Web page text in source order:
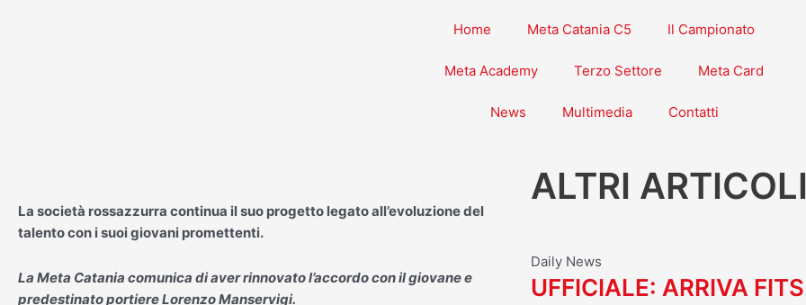
Home Meta Catania C5 Il Campionato
Meta Academy Terzo Settore Meta Card
News Multimedia Contatti
La società rossazzurra continua il suo progetto legato all’evoluzione del
talento con i suoi giovani promettenti.
La Meta Catania comunica di aver rinnovato l’accordo con il giovane e
predestinato portiere Lorenzo Manservigi.
ALTRI ARTICOLI
Daily News
UFFICIALE: ARRIVA